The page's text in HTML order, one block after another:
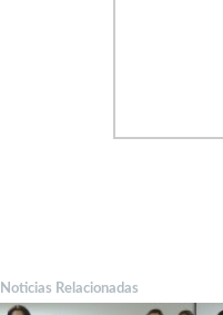
Noticias Relacionadas